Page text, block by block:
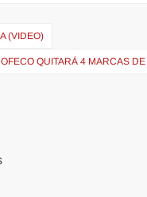
(VIDEO)
QUITARÁ 4 MARCAS